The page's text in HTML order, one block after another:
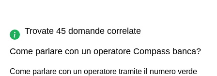
Trovate 45 domande correlate
Come parlare con un operatore Compass banca?
Come parlare con un operatore tramite il numero verde